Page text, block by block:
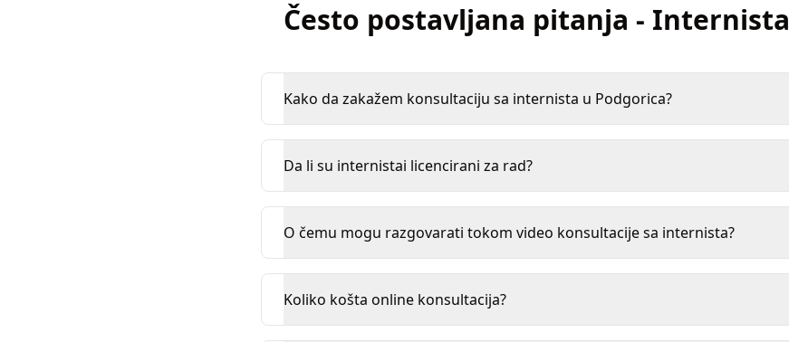
Često postavljana pitanja - Internista
Kako da zakažem konsultaciju sa internista u Podgorica?
Da li su internistai licencirani za rad?
O čemu mogu razgovarati tokom video konsultacije sa internista?
Koliko košta online konsultacija?